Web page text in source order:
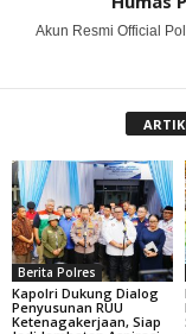
Akun Resmi Official
Berita Polres
Kapolri Dukung Dialog
Penyusunan RUU
Ketenagakerjaan, Siap